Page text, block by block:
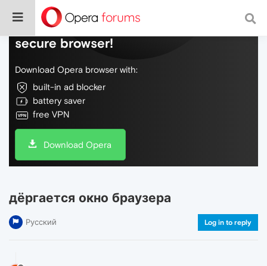
Do more on the web, with a fast and
secure browser!
Download Opera browser with:
built-in ad blocker
battery saver
free VPN
Download Opera
дёргается окно браузера
Русский Log in to reply